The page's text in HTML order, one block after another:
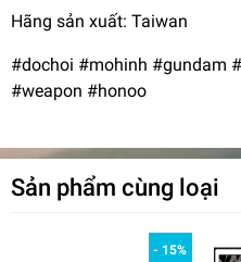
Hãng sản xuất: Taiwan
#dochoi #mohinh #gundam
#weapon #honoo
Sản phẩm cùng loại
- 15%